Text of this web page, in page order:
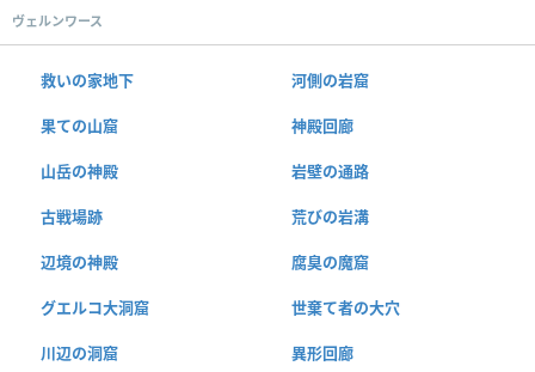
ヴェルンワース
救いの家地下 河側の岩窟
果ての山窟 神殿回廊
山岳の神殿 岩壁の通路
古戦場跡 荒びの岩溝
辺境の神殿 腐臭の魔窟
グエルコ大洞窟 世棄て者の大穴
川辺の洞窟 異形回廊